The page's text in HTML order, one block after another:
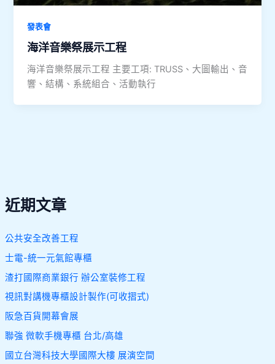
近期文章
公共安全改善工程
士電-統一元氣館專櫃
渣打國際商業銀行 辦公室裝修工程
視訊對講機專櫃設計製作(可收摺式)
阪急百貨開幕會展
聯強 微軟手機專櫃 台北/高雄
國立台灣科技大學國際大樓 展演空間
發表會
海洋音樂祭展示工程
海洋音樂祭展示工程 主要工項: TRUSS、大圖輸出、音
響、結構、系統組合、活動執行